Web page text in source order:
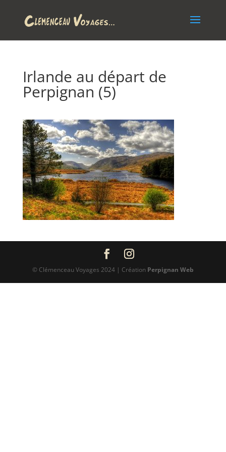
Irlande au départ de
Perpignan (5)
© Clémenceau Voyages 2024 | Création Perpignan Web